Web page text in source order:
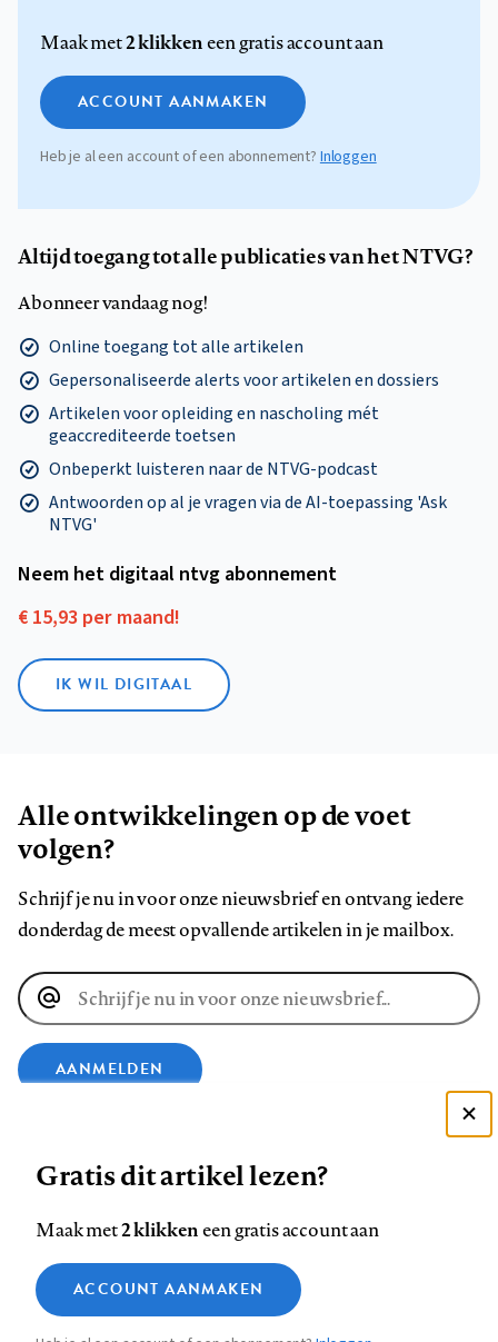
Maak met2 klikkeneen gratis account aan
ACCOUNT AANMAKEN
Heb je al een account of een abonnement?Inloggen
Altijd toegang tot alle publicaties van het NTVG?
Abonneer vandaag nog!
Online toegang tot alle artikelen
Gepersonaliseerde alerts voor artikelen en dossiers
Artikelen voor opleiding en nascholing mét
geaccrediteerde toetsen
Onbeperkt luisteren naar de NTVG-podcast
Antwoorden op al je vragen via de AI-toepassing 'Ask
NTVG'
Neem het digitaal ntvg abonnement
€ 15,93 per maand!
IK WIL DIGITAAL
Alle ontwikkelingen op de voet
volgen?
Schrijf je nu in voor onze nieuwsbrief en ontvang iedere
donderdag de meest opvallende artikelen in je mailbox.
E-
mailadres
AANMELDEN
op
Facebook
op
LinkedIn
op
Bluesky
ons
op
InstagramYouTube
Footer
Contact Colofon Disclaimer Privacy
Medische vragen verdienen
betrouwbare antwoorden
Zie onze cookie policy
Analytische cookies
Gratis dit artikel lezen?
Maak met2 klikkeneen gratis account aan
ACCOUNT AANMAKEN